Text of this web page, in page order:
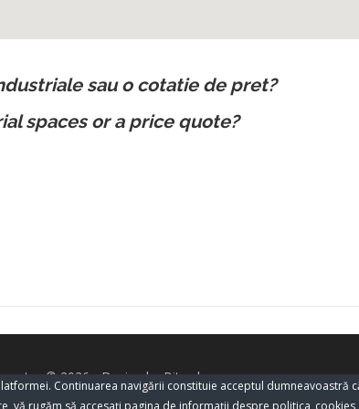
sau o cotatie de pret?
spaces or a price quote?
autor © 2026 - Design by Bitorder
Continuarea navigării constituie acceptul dumneavoastră
vă rugăm să accesaţi pagina de informaţii despre politica_cookies